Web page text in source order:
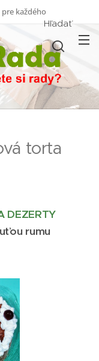
každého
Hľadať
torta
DEZERTY
rumu